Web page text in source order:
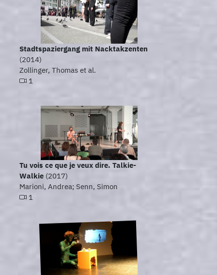
Stadtspaziergang mit Nacktakzenten
(2014)
Zollinger, Thomas et al.
1
Tu vois ce que je veux dire. Talkie-
Walkie (2017)
Marioni, Andrea; Senn, Simon
1